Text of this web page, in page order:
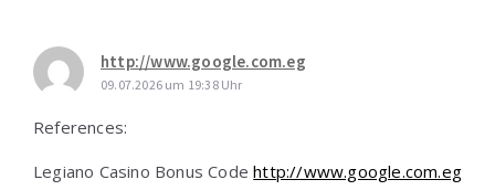
http://www.google.com.eg
09.07.2026 um 19:38 Uhr
References:
Legiano Casino Bonus Codehttp://www.google.com.eg